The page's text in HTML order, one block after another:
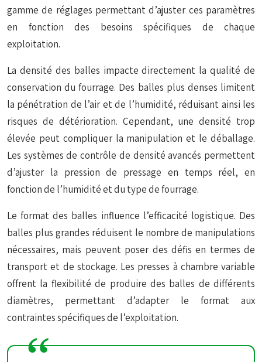
gamme de réglages permettant d’ajuster ces paramètres
en fonction des besoins spécifiques de chaque
exploitation.
La densité des balles impacte directement la qualité de
conservation du fourrage. Des balles plus denses limitent
la pénétration de l’air et de l’humidité, réduisant ainsi les
risques de détérioration. Cependant, une densité trop
élevée peut compliquer la manipulation et le déballage.
Les systèmes de contrôle de densité avancés permettent
d’ajuster la pression de pressage en temps réel, en
fonction de l’humidité et du type de fourrage.
Le format des balles influence l’efficacité logistique. Des
balles plus grandes réduisent le nombre de manipulations
nécessaires, mais peuvent poser des défis en termes de
transport et de stockage. Les presses à chambre variable
offrent la flexibilité de produire des balles de différents
diamètres, permettant d’adapter le format aux
contraintes spécifiques de l’exploitation.